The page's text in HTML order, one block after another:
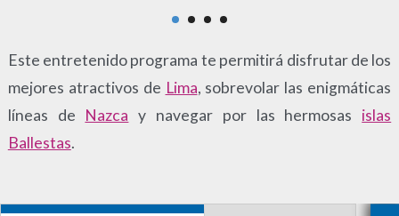
Este entretenido programa te permitirá disfrutar de los
mejores atractivos de Lima, sobrevolar las enigmáticas
líneas de Nazca y navegar por las hermosas islas
Ballestas.